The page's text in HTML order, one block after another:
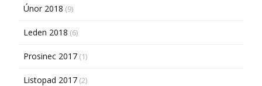
Únor 2018 (9)
Leden 2018 (6)
Prosinec 2017 (1)
Listopad 2017 (2)